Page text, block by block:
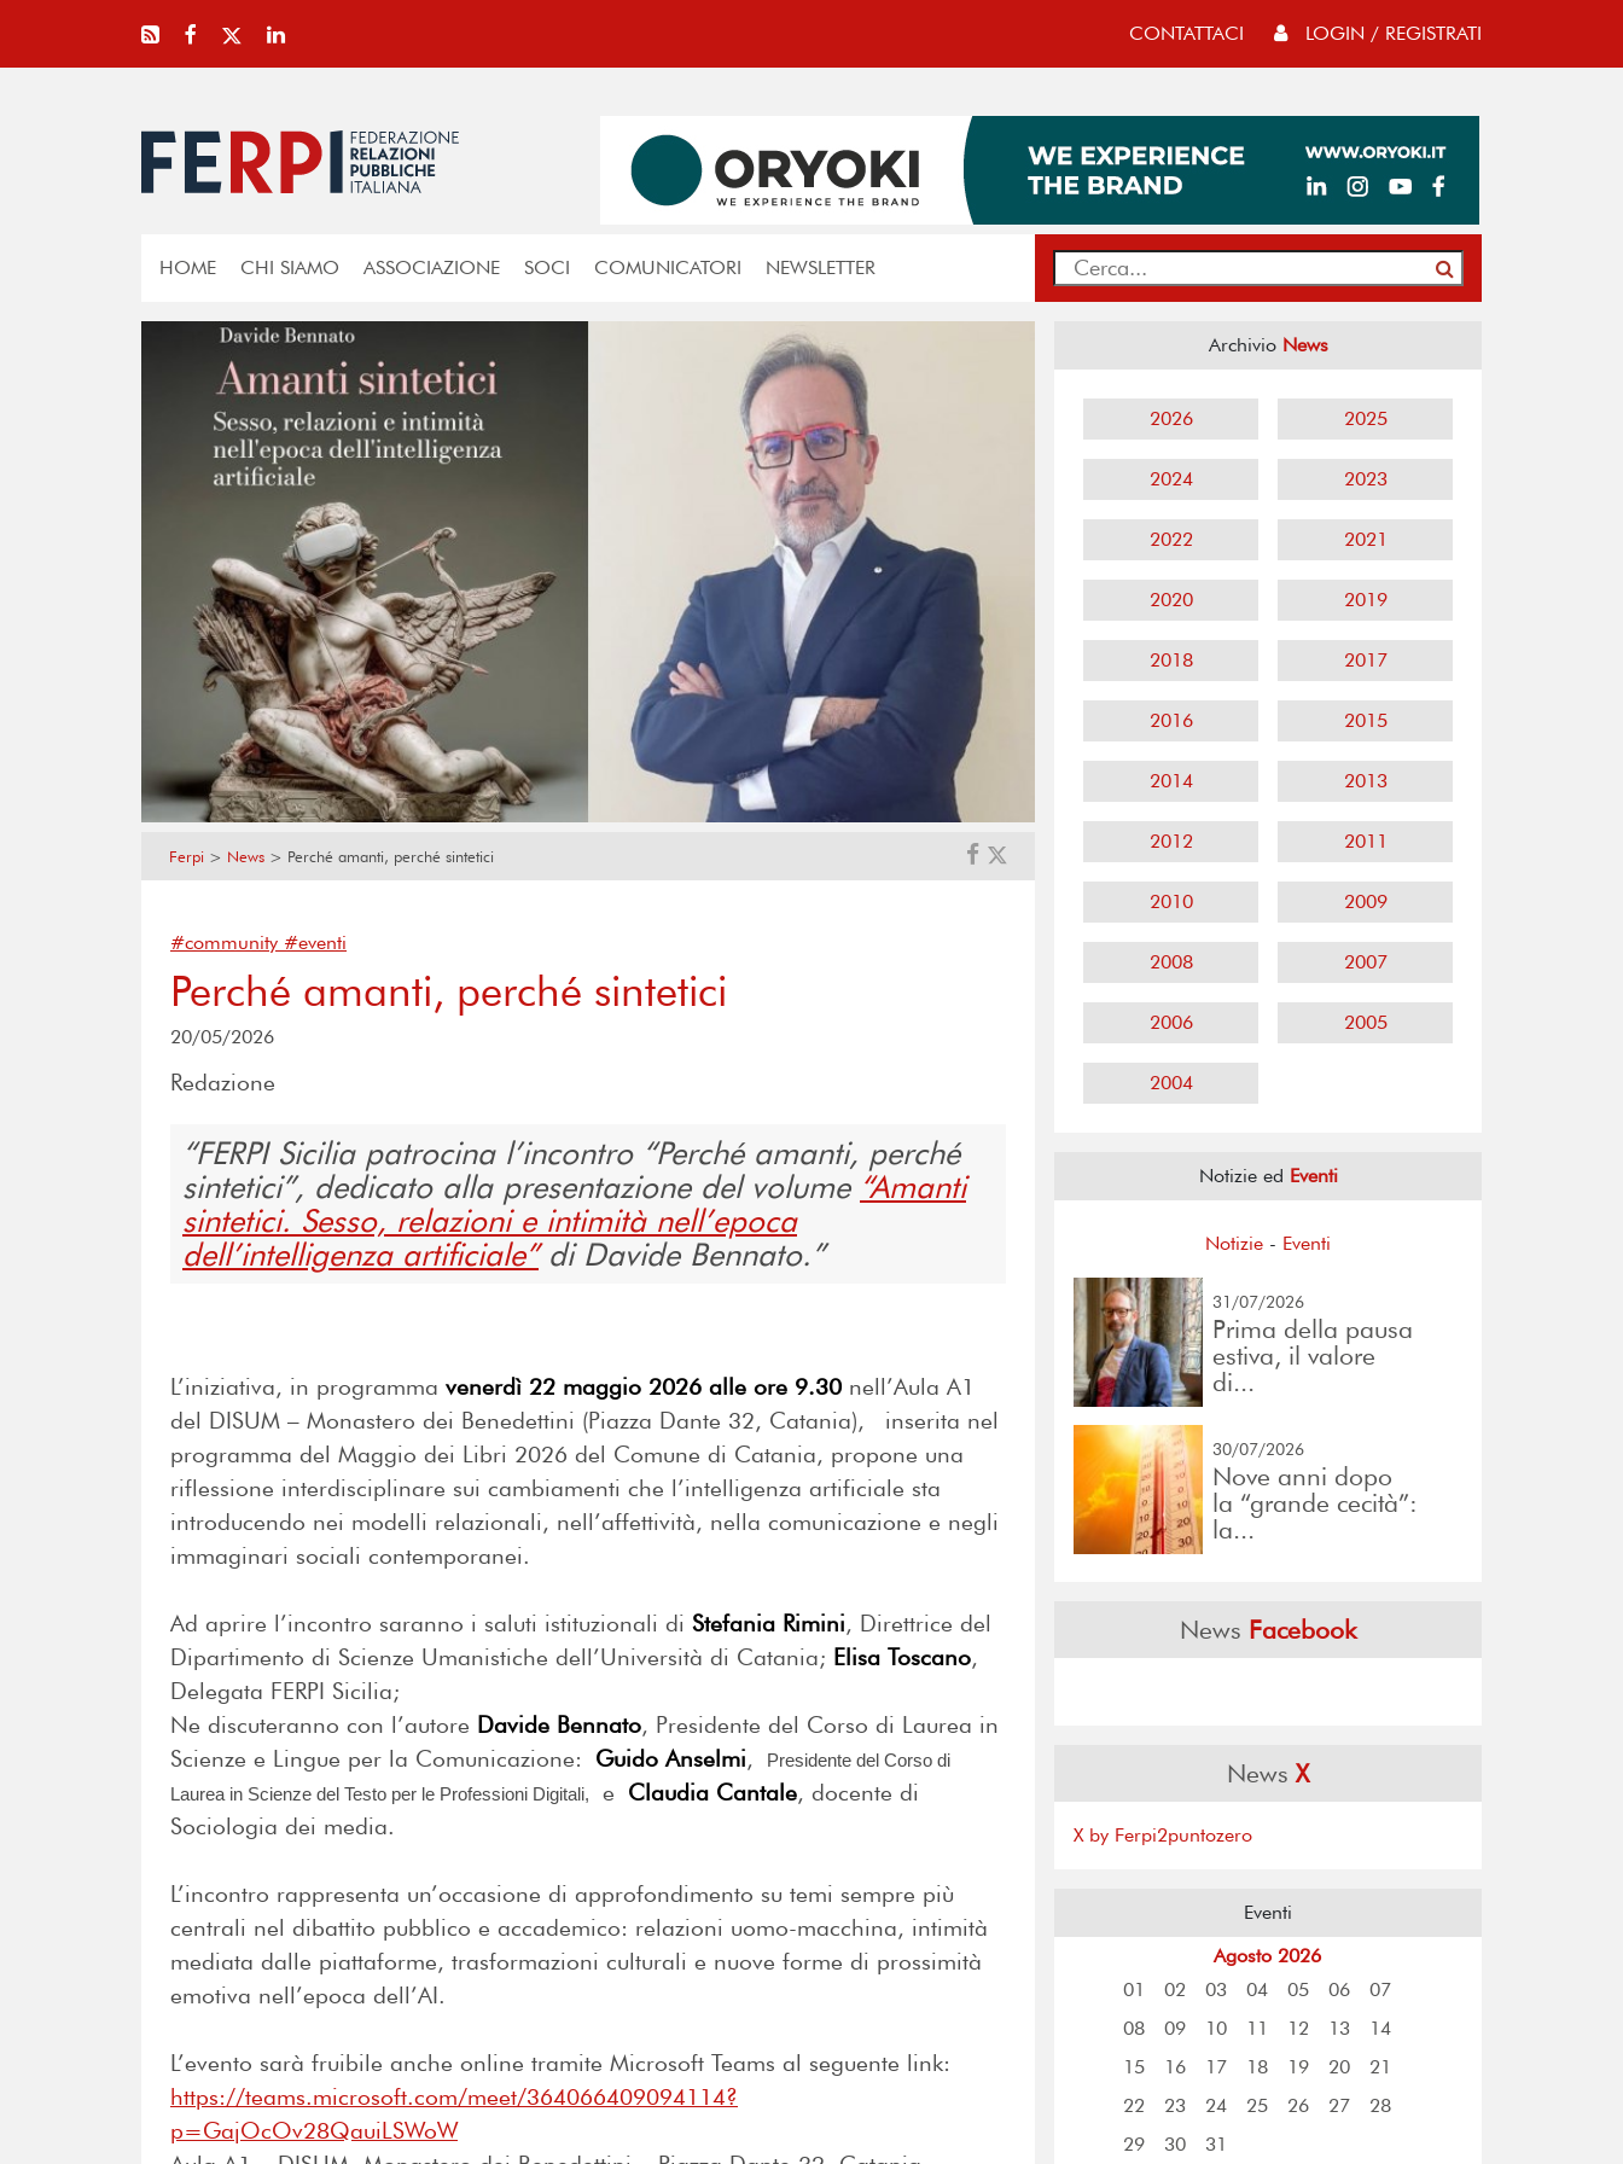
CONTATTACI LOGIN / REGISTRATI
HOME CHI SIAMO ASSOCIAZIONE SOCI COMUNICATORI NEWSLETTER
Ferpi > News > Perché amanti, perché sintetici
#community #eventi
Perché amanti, perché sintetici
20/05/2026
Redazione
FERPI Sicilia patrocina l’incontro “Perché amanti, perché
sintetici”, dedicato alla presentazione del volume “Amanti
sintetici. Sesso, relazioni e intimità nell’epoca
dell’intelligenza artificiale”di Davide Bennato.
L’iniziativa, in programma venerdì 22 maggio 2026 alle ore 9.30 nell’Aula A1
del DISUM – Monastero dei Benedettini (Piazza Dante 32, Catania), inserita nel
programma del Maggio dei Libri 2026 del Comune di Catania, propone una
riflessione interdisciplinare sui cambiamenti che l’intelligenza artificiale sta
introducendo nei modelli relazionali, nell’affettività, nella comunicazione e negli
immaginari sociali contemporanei.
Ad aprire l’incontro saranno i saluti istituzionali di Stefania Rimini, Direttrice del
Dipartimento di Scienze Umanistiche dell’Università di Catania; Elisa Toscano,
Delegata FERPI Sicilia;
Ne discuteranno con l’autore Davide Bennato, Presidente del Corso di Laurea in
Scienze e Lingue per la Comunicazione: Guido Anselmi,
Presidente del Corso di
Laurea in Scienze del Testo per le Professioni Digitali,
e Claudia Cantale, docente di
Sociologia dei media.
L’incontro rappresenta un’occasione di approfondimento su temi sempre più
centrali nel dibattito pubblico e accademico: relazioni uomo-macchina, intimità
mediata dalle piattaforme, trasformazioni culturali e nuove forme di prossimità
emotiva nell’epoca dell’AI.
L’evento sarà fruibile anche online tramite Microsoft Teams al seguente link:
https://teams.microsoft.com/meet/364066409094114?
p=GajOcOv28QauiLSWoW
Archivio News
2026 2025
2024 2023
2022 2021
2020 2019
2018 2017
2016 2015
2014 2013
2012 2011
2010 2009
2008 2007
2006 2005
2004
Notizie ed Eventi
Notizie - Eventi
31/07/2026
Prima della pausa
estiva, il valore
di...
30/07/2026
Nove anni dopo
la “grande cecità”:
la...
News Facebook
NewsX
X by Ferpi2puntozero
Eventi
Agosto 2026
01
02 03 04 05 06
07
08
09 10 11 12 13
14
15
16 17 18 19 20
21
22
23 24 25 26 27
28
29
30 31